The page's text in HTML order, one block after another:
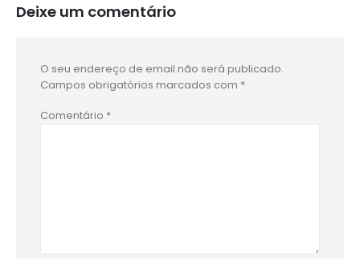
Deixe um comentário
O seu endereço de email não será publicado.
Campos obrigatórios marcados com *
Comentário *